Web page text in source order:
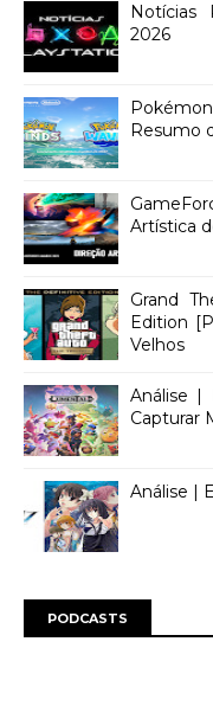
Notícias
2026
Resumo
Artística
Grand
Edition
Velhos
Análise |
Capturar
Análise |
PODCASTS